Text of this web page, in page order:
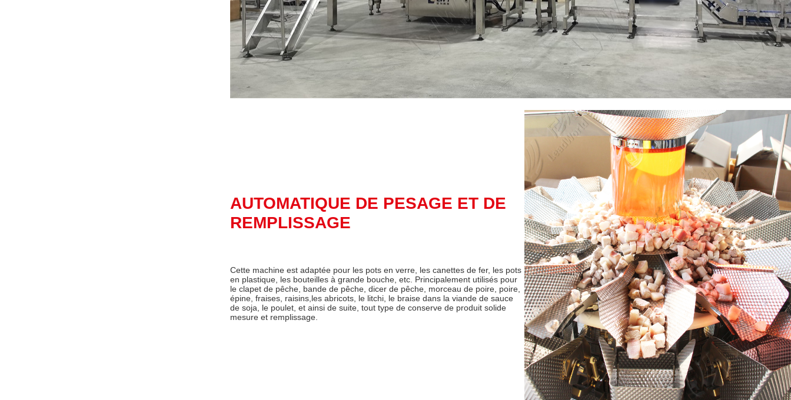
AUTOMATIQUE DE PESAGE ET DE
REMPLISSAGE
Cette machine est adaptée pour les pots en verre, les canettes de fer, les pots
en plastique, les bouteilles à grande bouche, etc. Principalement utilisés pour
le clapet de pêche, bande de pêche, dicer de pêche, morceau de poire, poire,
épine, fraises, raisins,les abricots, le litchi, le braise dans la viande de sauce
de soja, le poulet, et ainsi de suite, tout type de conserve de produit solide
mesure et remplissage.